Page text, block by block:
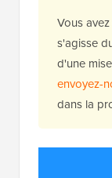
Vous
s'agisse
d'une
envoyez-
dans la